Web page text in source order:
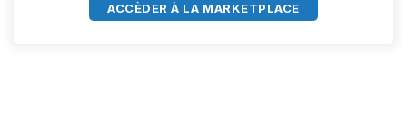
ACCÈDER À LA MARKETPLACE